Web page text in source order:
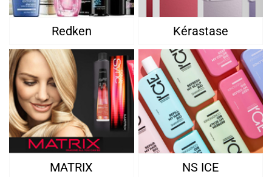
Redken Kérastase
MATRIX
NS ICE